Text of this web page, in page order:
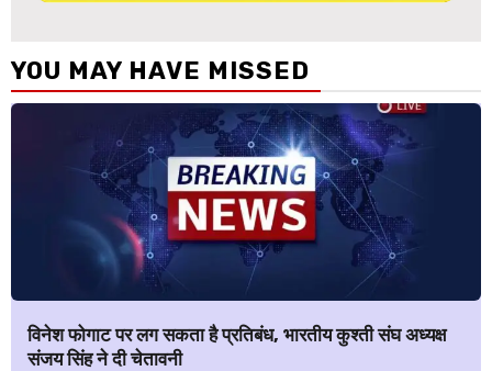
YOU MAY HAVE MISSED
विनेश फोगाट पर लग सकता है प्रतिबंध, भारतीय कुश्ती संघ अध्यक्ष
संजय सिंह ने दी चेतावनी